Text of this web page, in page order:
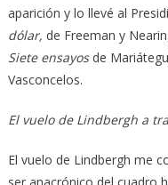
aparición y lo llevé al
dólar, de Freeman y
Siete ensayos de
Vasconcelos.
El vuelo de Lindbergh a
El vuelo de Lindbergh me
ser anacrónico del cuadro